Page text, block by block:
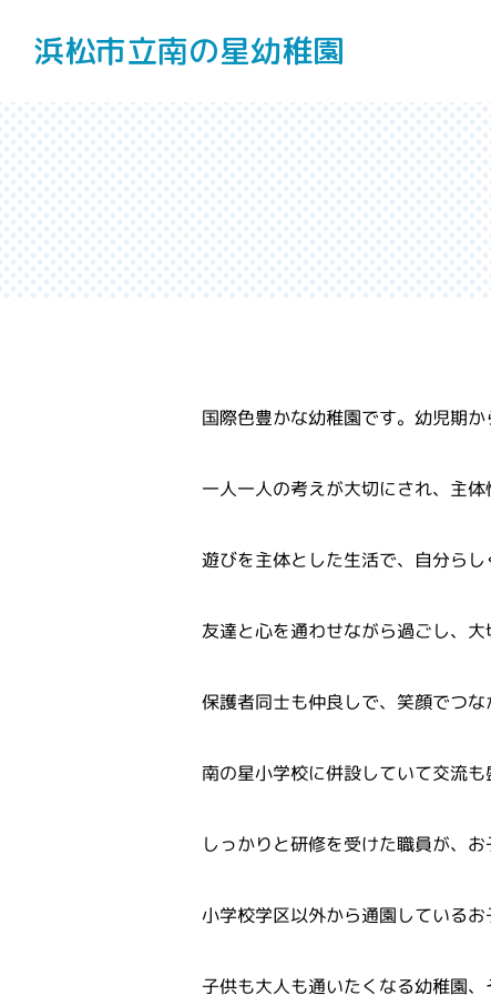
浜松市立南の星幼稚園
国際色豊かな幼稚園です。幼児期
一人一人の考えが大切にされ、主体
遊びを主体とした生活で、自分らし
友達と心を通わせながら過ごし、大
保護者同士も仲良しで、笑顔でつな
南の星小学校に併設していて交流
しっかりと研修を受けた職員が、
小学校学区以外から通園している
子供も大人も通いたくなる幼稚園、